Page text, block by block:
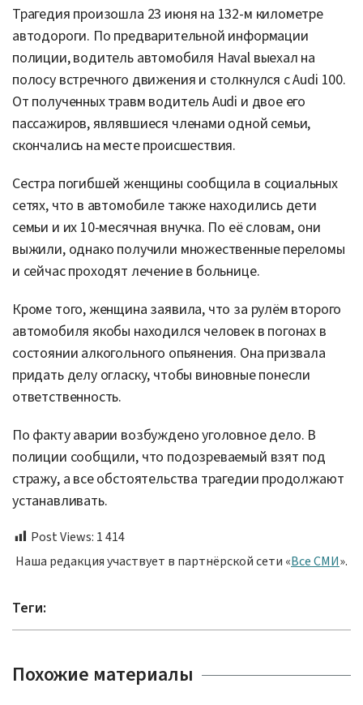
Трагедия произошла 23 июня на 132-м километре
автодороги. По предварительной информации
полиции, водитель автомобиля Haval выехал на
полосу встречного движения и столкнулся с Audi 100.
От полученных травм водитель Audi и двое его
пассажиров, являвшиеся членами одной семьи,
скончались на месте происшествия.
Сестра погибшей женщины сообщила в социальных
сетях, что в автомобиле также находились дети
семьи и их 10-месячная внучка. По её словам, они
выжили, однако получили множественные переломы
и сейчас проходят лечение в больнице.
Кроме того, женщина заявила, что за рулём второго
автомобиля якобы находился человек в погонах в
состоянии алкогольного опьянения. Она призвала
придать делу огласку, чтобы виновные понесли
ответственность.
По факту аварии возбуждено уголовное дело. В
полиции сообщили, что подозреваемый взят под
стражу, а все обстоятельства трагедии продолжают
устанавливать.
Post Views: 1 414
Наша редакция участвует в партнёрской сети «Все СМИ».
Теги:
Похожие материалы